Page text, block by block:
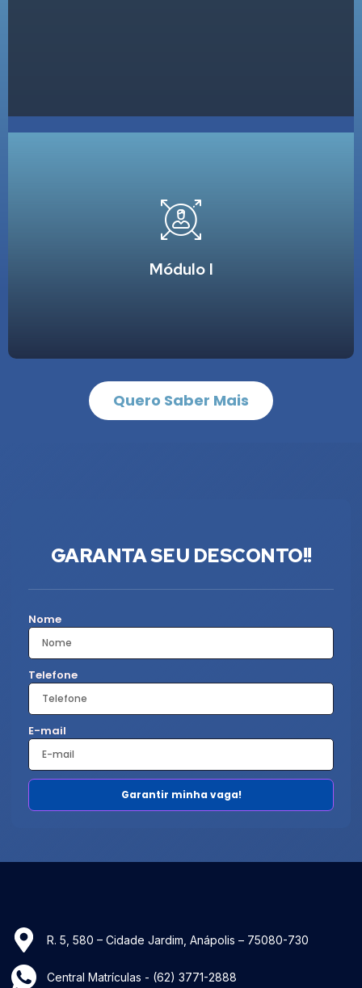
Módulo I
Estrutura e funcionamento do
central de material - 40H
Tipos de cirurgia e classificação
por potencial de infecção - 40H
Estágio - 100H
Quero Saber Mais
GARANTA SEU DESCONTO!!
Nome
Telefone
E-mail
Garantir minha vaga!
R. 5, 580 – Cidade Jardim, Anápolis – 75080-730
Central Matrículas - (62) 3771-2888